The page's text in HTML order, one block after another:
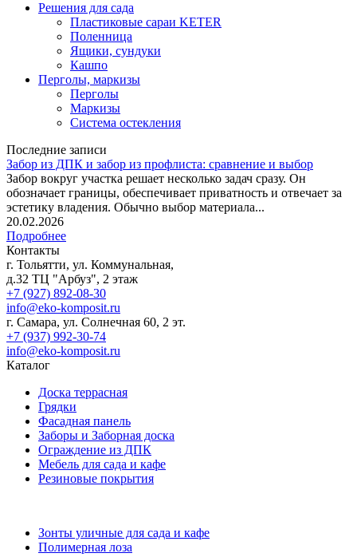
Решения для сада
Пластиковые сараи KETER
Поленница
Ящики, сундуки
Кашпо
Перголы, маркизы
Перголы
Маркизы
Система остекления
Последние записи
Забор из ДПК и забор из профлиста: сравнение и выбор
Забор вокруг участка решает несколько задач сразу. Он
обозначает границы, обеспечивает приватность и отвечает за
эстетику владения. Обычно выбор материала...
20.02.2026
Подробнее
Контакты
г. Тольятти, ул. Коммунальная,
д.32 ТЦ "Арбуз", 2 этаж
+7 (927) 892-08-30
info@eko-komposit.ru
г. Самара, ул. Солнечная 60, 2 эт.
+7 (937) 992-30-74
info@eko-komposit.ru
Каталог
Доска террасная
Грядки
Фасадная панель
Заборы и Заборная доска
Ограждение из ДПК
Мебель для сада и кафе
Резиновые покрытия
Зонты уличные для сада и кафе
Полимерная лоза